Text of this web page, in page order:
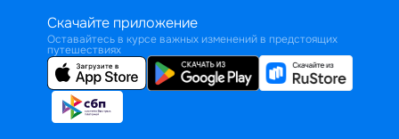
Скачайте приложение
Оставайтесь в курсе важных изменений в предстоящих
путешествиях